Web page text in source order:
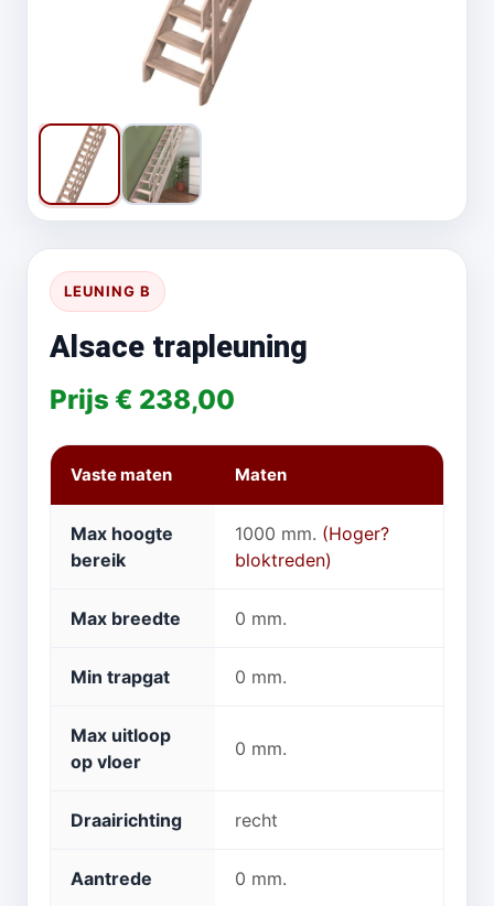
LEUNING B
Alsace trapleuning
Prijs € 238,00
Vaste maten Maten
Max hoogte
bereik
1000 mm. (Hoger?
bloktreden)
Max breedte 0 mm.
Min trapgat 0 mm.
Max uitloop
op vloer
0 mm.
Draairichting recht
Aantrede 0 mm.